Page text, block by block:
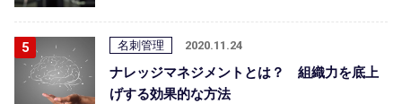
名刺管理 2020.11.24
ナレッジマネジメントとは？ 組織力を底上
げする効果的な方法